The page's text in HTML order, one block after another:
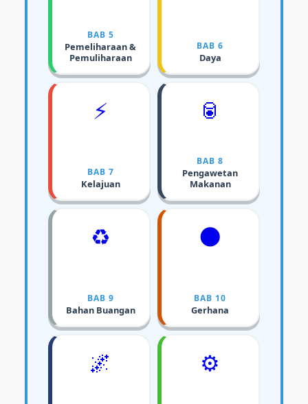
BAB 5
Pemeliharaan &
Pemuliharaan
BAB 6
Daya
⚡
BAB 7
Kelajuan
🥫
BAB 8
Pengawetan
Makanan
♻️
BAB 9
Bahan Buangan
🌑
BAB 10
Gerhana
🌌 ⚙️